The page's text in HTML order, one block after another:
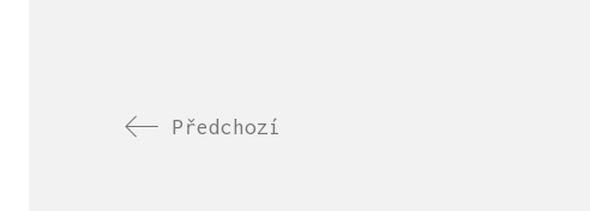
Předchozí